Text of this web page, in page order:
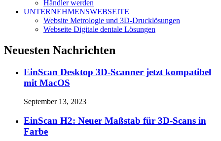
Händler werden
UNTERNEHMENSWEBSEITE
Website Metrologie und 3D-Drucklösungen
Webseite Digitale dentale Lösungen
Neuesten Nachrichten
EinScan Desktop 3D-Scanner jetzt kompatibel
mit MacOS
September 13, 2023
EinScan H2: Neuer Maßstab für 3D-Scans in
Farbe